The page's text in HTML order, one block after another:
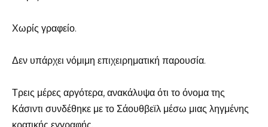
Χωρίς γραφείο.
Δεν υπάρχει νόμιμη επιχειρηματική παρουσία.
Τρεις μέρες αργότερα, ανακάλυψα ότι το όνομα της
Κάσιντι συνδέθηκε με το Σάουθβεϊλ μέσω μιας ληγμένης